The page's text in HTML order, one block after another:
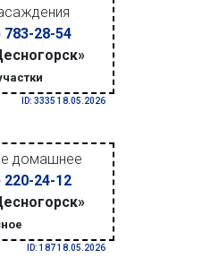
783-28-54
ID: 3335 18.05.2026
домашнее
220-24-12
ID: 187 18.05.2026